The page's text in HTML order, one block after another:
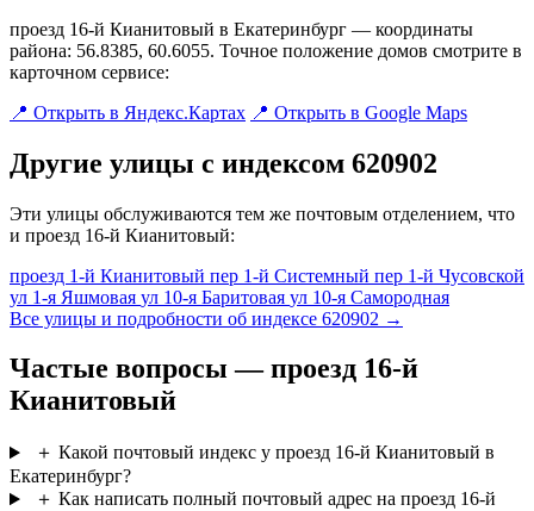
проезд 16-й Кианитовый в Екатеринбург — координаты
района: 56.8385, 60.6055. Точное положение домов смотрите в
карточном сервисе:
📍 Открыть в Яндекс.Картах 📍 Открыть в Google Maps
Другие улицы с индексом 620902
Эти улицы обслуживаются тем же почтовым отделением, что
и проезд 16-й Кианитовый:
проезд 1-й Кианитовый пер 1-й Системный пер 1-й Чусовской
ул 1-я Яшмовая ул 10-я Баритовая ул 10-я Самородная
Все улицы и подробности об индексе 620902 →
Частые вопросы — проезд 16-й
Кианитовый
＋ Какой почтовый индекс у проезд 16-й Кианитовый в
Екатеринбург?
＋ Как написать полный почтовый адрес на проезд 16-й